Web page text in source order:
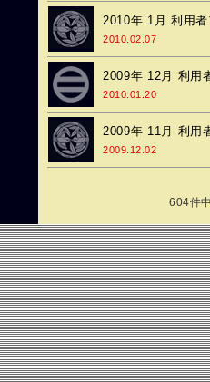
2010年 1月 利用
2010.02.07
2009年 12月 利用
2010.01.20
2009年 11月 利用
2009.12.02
604件